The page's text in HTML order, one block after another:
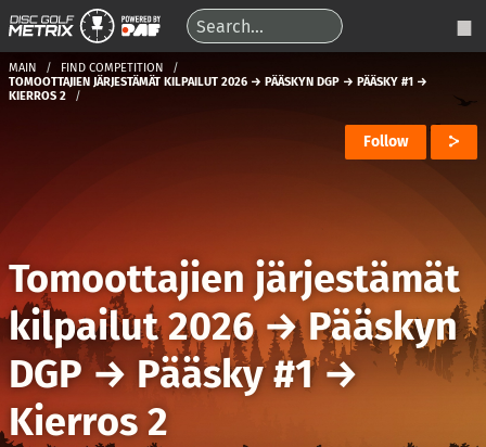
MAIN
FIND COMPETITION
TOMOOTTAJIEN JÄRJESTÄMÄT KILPAILUT 2026 → PÄÄSKYN DGP → PÄÄSKY #1 →
KIERROS 2
Follow
Tomoottajien järjestämät
kilpailut 2026→Pääskyn
DGP→Pääsky #1→
Kierros 2